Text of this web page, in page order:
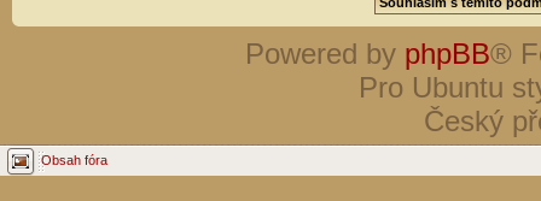
Powered by phpBB®
Pro Ubuntu
Český
Obsah fóra